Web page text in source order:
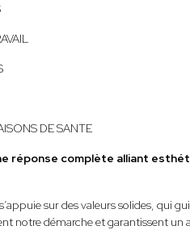
DE SANTE
réponse complète alliant
sur des valeurs solides, qui
notre démarche et garantissent